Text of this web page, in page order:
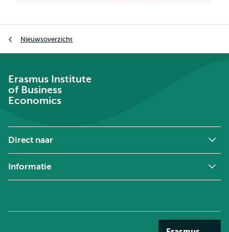
Nieuwsoverzicht
Erasmus Institute
of Business
Economics
Direct naar
Informatie